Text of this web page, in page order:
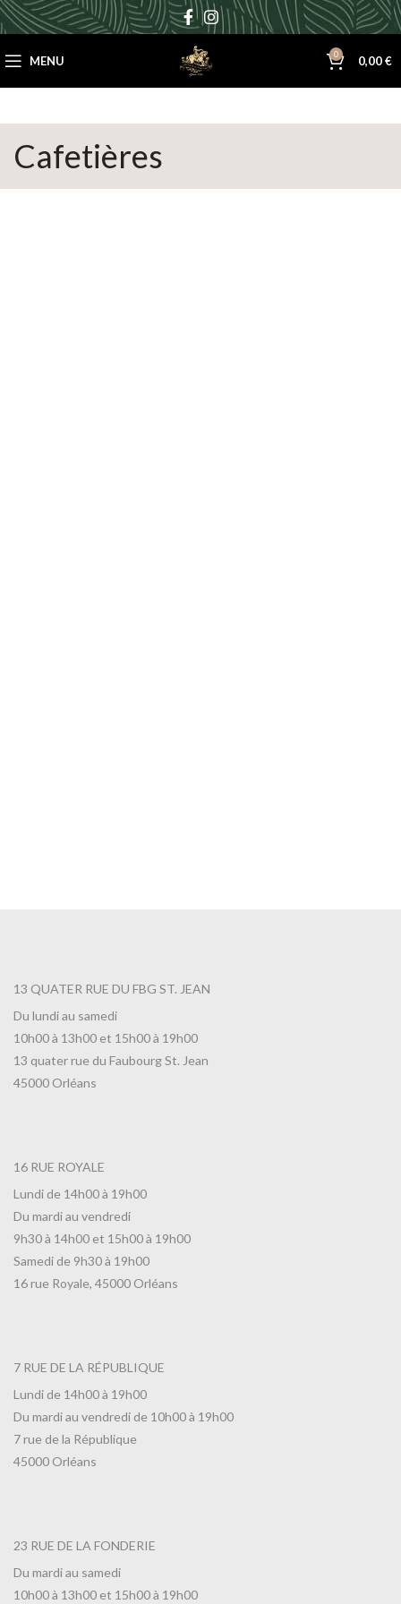
MENU 0 0,00€
Cafetières
13 QUATER RUE DU FBG ST. JEAN
Du lundi au samedi
10h00 à 13h00 et 15h00 à 19h00
13 quater rue du Faubourg St. Jean
45000 Orléans
16 RUE ROYALE
Lundi de 14h00 à 19h00
Du mardi au vendredi
9h30 à 14h00 et 15h00 à 19h00
Samedi de 9h30 à 19h00
16 rue Royale, 45000 Orléans
7 RUE DE LA RÉPUBLIQUE
Lundi de 14h00 à 19h00
Du mardi au vendredi de 10h00 à 19h00
7 rue de la République
45000 Orléans
23 RUE DE LA FONDERIE
Du mardi au samedi
10h00 à 13h00 et 15h00 à 19h00